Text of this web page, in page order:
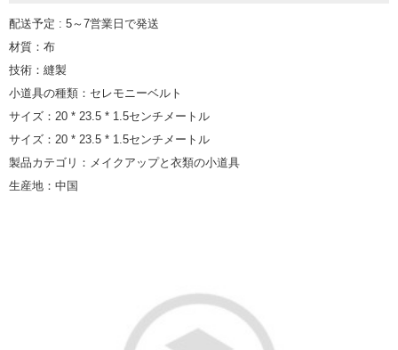
配送予定 : 5～7営業日で発送
材質：布
技術：縫製
小道具の種類：セレモニーベルト
サイズ：20 * 23.5 * 1.5センチメートル
サイズ：20 * 23.5 * 1.5センチメートル
製品カテゴリ：メイクアップと衣類の小道具
生産地：中国